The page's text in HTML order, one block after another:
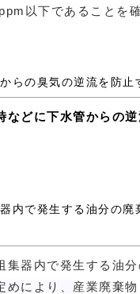
以下であることを
らの臭気の逆流を防止
などに下水管からの
内で発生する油分の廃
器内で発生する油分
により、 産業廃棄物